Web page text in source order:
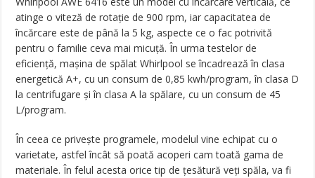
atinge o viteză de rotație de 900 rpm, iar capacitatea de
încărcare este de până la 5 kg, aspecte ce o fac potrivită
pentru o familie ceva mai micuță. În urma testelor de
eficiență, mașina de spălat Whirlpool se încadrează în clasa
energetică A+, cu un consum de 0,85 kwh/program, în clasa D
la centrifugare și în clasa A la spălare, cu un consum de 45
L/program.
În ceea ce privește programele, modelul vine echipat cu o
varietate, astfel încât să poată acoperi cam toată gama de
materiale. În felul acesta orice tip de țesătură veți spăla, va fi